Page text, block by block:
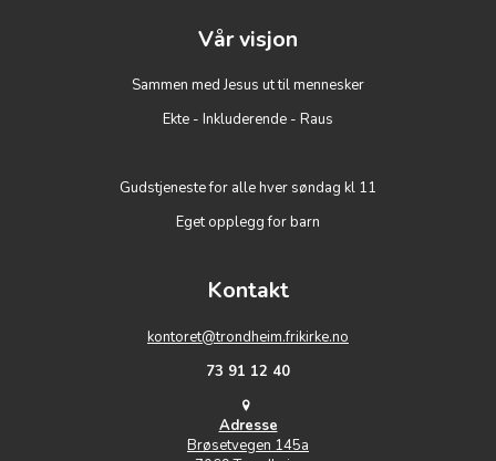
Vår visjon
Sammen med Jesus ut til mennesker
Ekte - Inkluderende - Raus
Gudstjeneste for alle hver søndag kl 11
Eget opplegg for barn
Kontakt
kontoret@trondheim.frikirke.no
73 91 12 40
Adresse
Brøsetvegen 145a